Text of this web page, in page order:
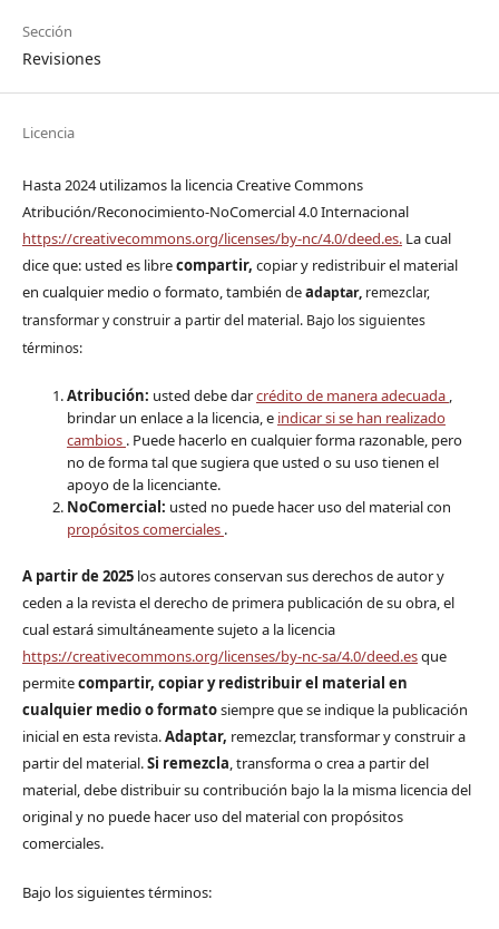
Sección
Revisiones
Licencia
Hasta 2024 utilizamos la licencia Creative Commons
Atribución/Reconocimiento-NoComercial 4.0 Internacional
https://creativecommons.org/licenses/by-nc/4.0/deed.es.La cual
dice que: usted es librecompartir, copiar y redistribuir el material
en cualquier medio o formato, también deadaptar, remezclar,
transformar y construir a partir del material. Bajo los siguientes
términos:
Atribución: usted debe darcrédito de manera adecuada ,
brindar un enlace a la licencia, e indicar si se han realizado
cambios . Puede hacerlo en cualquier forma razonable, pero
no de forma tal que sugiera que usted o su uso tienen el
apoyo de la licenciante.
NoComercial: usted no puede hacer uso del material con
propósitos comerciales .
A partir de 2025los autores conservan sus derechos de autor y
ceden a la revista el derecho de primera publicación de su obra, el
cual estará simultáneamente sujeto a la licencia
https://creativecommons.org/licenses/by-nc-sa/4.0/deed.esque
permitecompartir, copiar y redistribuir el material en
cualquier medio o formatosiempre que se indique la publicación
inicial en esta revista.Adaptar, remezclar, transformar y construir a
partir del material.Si remezcla, transforma o crea a partir del
material, debe distribuir su contribución bajo la la misma licencia del
original y no puede hacer uso del material con propósitos
comerciales.
Bajo los siguientes términos: